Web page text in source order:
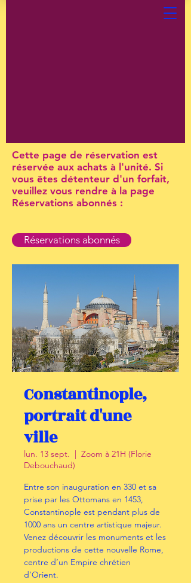
Cette page de réservation est
réservée aux achats à l'unité. Si
vous êtes détenteur d'un forfait,
veuillez vous rendre à la page
Réservations abonnés :
Réservations abonnés
Constantinople,
portrait d'une
ville
lun. 13 sept.
  |
Zoom à 21H (Florie
Debouchaud)
Entre son inauguration en 330 et sa
prise par les Ottomans en 1453,
Constantinople est pendant plus de
1000 ans un centre artistique majeur.
Venez découvrir les monuments et les
productions de cette nouvelle Rome,
centre d’un Empire chrétien
d’Orient.